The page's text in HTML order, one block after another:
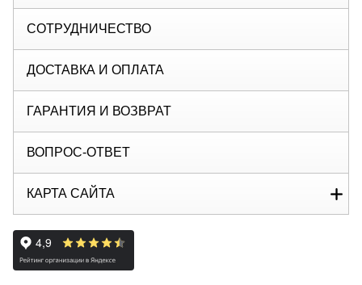
СОТРУДНИЧЕСТВО
ДОСТАВКА И ОПЛАТА
ГАРАНТИЯ И ВОЗВРАТ
ВОПРОС-ОТВЕТ
КАРТА САЙТА